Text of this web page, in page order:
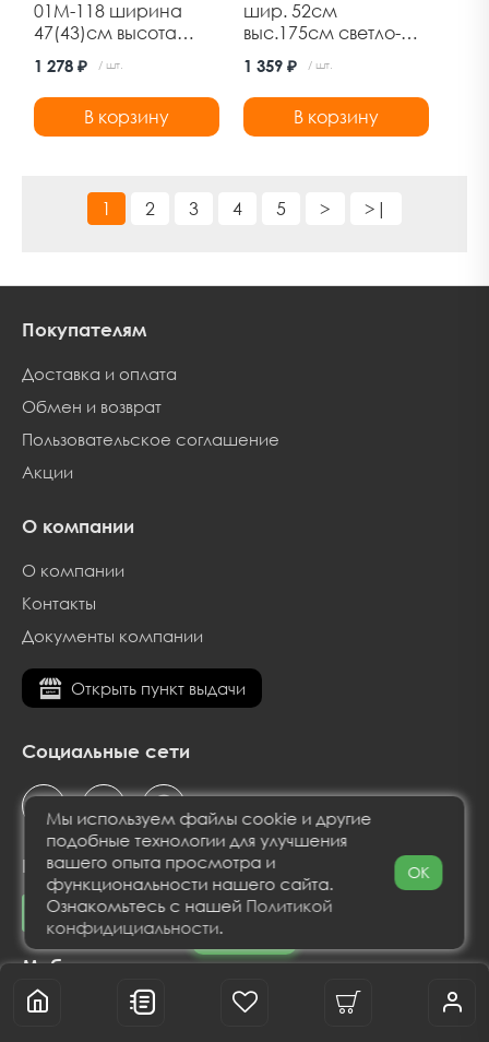
01М-118 ширина
47(43)см высота
Дельфа
1 278 ₽ / шт.
В корзину
шир. 52см
выс.175см светло-
1 359 ₽ / шт.
В корзину
1 2 3 4 5 > >|
Покупателям
Доставка и оплата
Обмен и возврат
Пользовательское соглашение
Акции
О компании
О компании
Контакты
Документы компании
Открыть пункт выдачи
Социальные сети
Принимаем к оплате
Мобильное приложение
Мы используем файлы cookie и другие
подобные технологии для улучшения
вашего опыта просмотра и
функциональности нашего сайта.
Ознакомьтесь с нашей Политикой
конфидициальности.
OK